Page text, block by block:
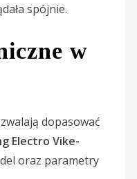
spójnie.
w
dopasować
Electro Vike-
oraz parametry